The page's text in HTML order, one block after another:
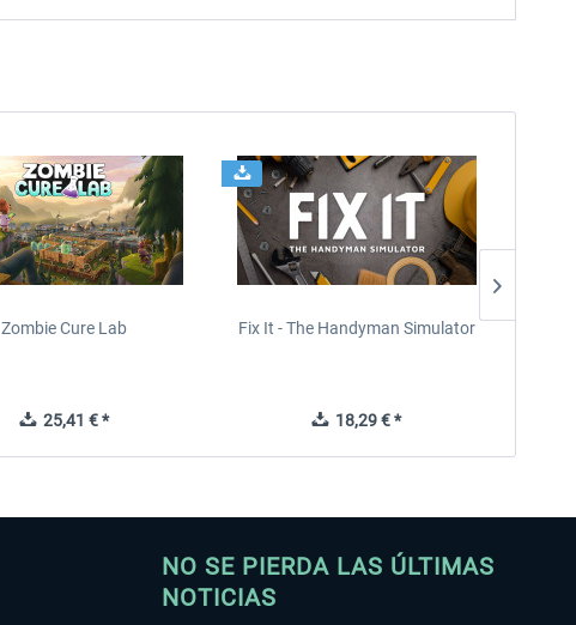
Zombie Cure Lab
25,41 € *
Fix It - The Handyman Simulator
18,29 € *
NO SE PIERDA LAS ÚLTIMAS
NOTICIAS